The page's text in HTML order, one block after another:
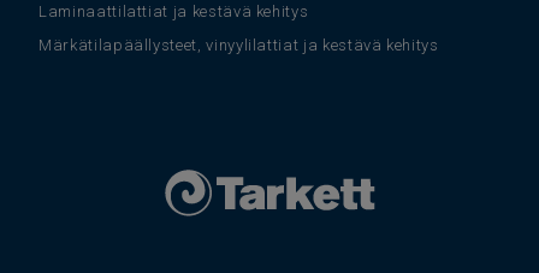
Laminaattilattiat ja kestävä kehitys
Märkätilapäällysteet, vinyylilattiat ja kestävä kehitys